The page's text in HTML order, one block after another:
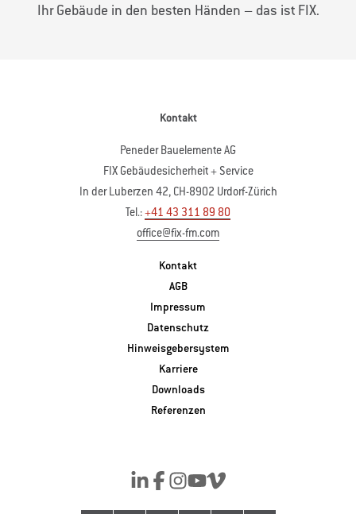
Ihr Gebäude in den besten Händen – das ist FIX.
Kontakt
Peneder Bauelemente AG
FIX Gebäudesicherheit + Service
In der Luberzen 42, CH-8902 Urdorf-Zürich
Tel.:+41 43 311 89 80
office@fix-fm.com
Kontakt
AGB
Impressum
Datenschutz
Hinweisgebersystem
Karriere
Downloads
Referenzen